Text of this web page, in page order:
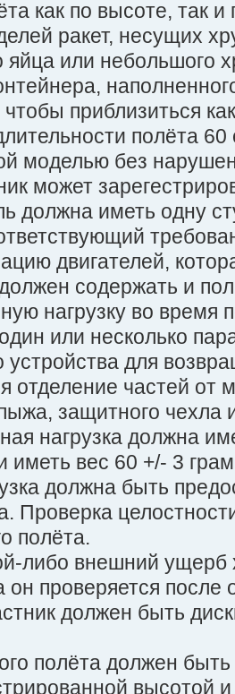
как по высоте, так
ракет, несущих
или небольшого
чтобы приблизиться
полёта
моделью без
может
должна иметь одну
двигателей,
содержать и
нагрузку во время
или несколько
устройства для
отделение частей от
защитного чехла
нагрузка должна
иметь вес 60 +/- 3
должна быть
Проверка
полёта.
либо внешний ущерб
он проверяется после
должен быть
полёта должен
высотой